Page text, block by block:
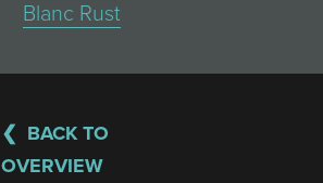
Blanc Rust
BACK TO
OVERVIEW